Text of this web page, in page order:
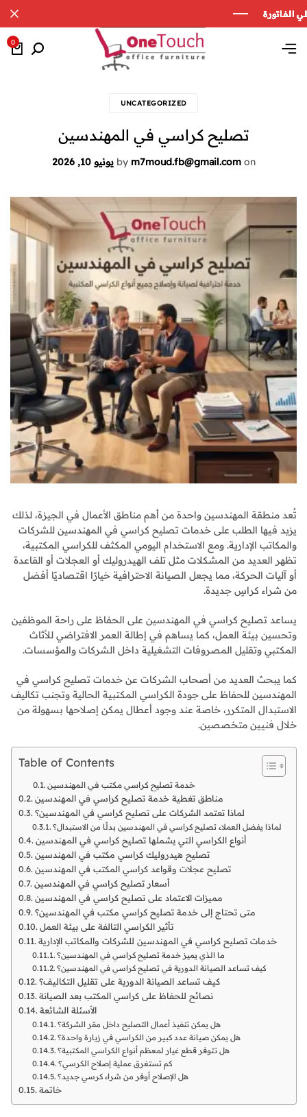
0
UNCATEGORIZED
تصليح كراسي في المهندسين
by m7moud.fb@gmail.com on يونيو 10, 2026
تُعد منطقة المهندسين واحدة من أهم مناطق الأعمال في الجيزة، لذلك
يزيد فيها الطلب على خدمات تصليح كراسي في المهندسين للشركات
والمكاتب الإدارية. ومع الاستخدام اليومي المكثف للكراسي المكتبية،
تظهر العديد من المشكلات مثل تلف الهيدروليك أو العجلات أو القاعدة
أو آليات الحركة، مما يجعل الصيانة الاحترافية خيارًا اقتصاديًا أفضل
من شراء كراسٍ جديدة.
يساعد تصليح كراسي في المهندسين على الحفاظ على راحة الموظفين
وتحسين بيئة العمل، كما يساهم في إطالة العمر الافتراضي للأثاث
المكتبي وتقليل المصروفات التشغيلية داخل الشركات والمؤسسات.
كما يبحث العديد من أصحاب الشركات عن خدمات تصليح كراسي في
المهندسين للحفاظ على جودة الكراسي المكتبية الحالية وتجنب تكاليف
الاستبدال المتكرر، خاصة عند وجود أعطال يمكن إصلاحها بسهولة من
خلال فنيين متخصصين.
Table of Contents
مناطق تغطية خدمة تصليح كراسي في المهندسين
لماذا تعتمد الشركات على تصليح كراسي في المهندسين؟
لماذا يفضل العملاء تصليح كراسي في المهندسين بدلًا من الاستبدال؟
أنواع الكراسي التي يشملها تصليح كراسي في المهندسين
تصليح هيدروليك كراسي مكتب في المهندسين
تصليح عجلات وقواعد كراسي المكتب في المهندسين
أسعار تصليح كراسي في المهندسين
مميزات الاعتماد على تصليح كراسي في المهندسين
متى تحتاج إلى خدمة تصليح كراسي مكتب في المهندسين؟
تأثير الكراسي التالفة على بيئة العمل
خدمات تصليح كراسي في المهندسين للشركات والمكاتب الإدارية
ما الذي يميز خدمة تصليح كراسي في المهندسين؟
كيف تساعد الصيانة الدورية في تصليح كراسي في المهندسين؟
كيف تساعد الصيانة الدورية على تقليل التكاليف؟
نصائح للحفاظ على كراسي المكتب بعد الصيانة
الأسئلة الشائعة
هل يمكن تنفيذ أعمال التصليح داخل مقر الشركة؟
هل يمكن صيانة عدد كبير من الكراسي في زيارة واحدة؟
هل تتوفر قطع غيار لمعظم أنواع الكراسي المكتبية؟
كم تستغرق عملية إصلاح الكرسي؟
هل الإصلاح أوفر من شراء كرسي جديد؟
خاتمة